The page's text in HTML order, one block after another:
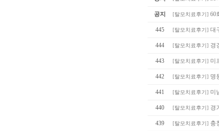
공지 [탈모치료후기 ] 60
445 [탈모치료후기 ] 대
444 [탈모치료후기 ] 경
443 [탈모치료후기 ] 미
442 [탈모치료후기 ] 명
441 [탈모치료후기 ] 미
440 [탈모치료후기 ] 경
439 [탈모치료후기 ] 충